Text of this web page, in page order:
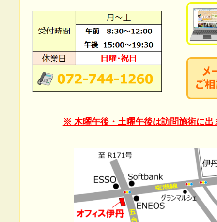
※ 木曜午後・土曜午後は訪問施術に出